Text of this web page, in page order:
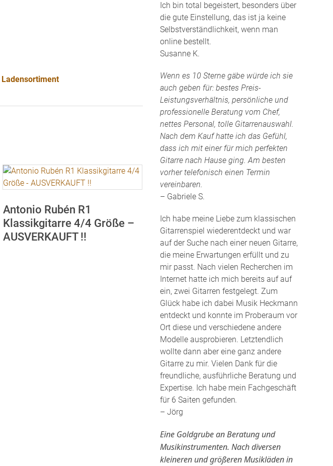
Ladensortiment
Antonio Rubén R1
Klassikgitarre 4/4 Größe –
AUSVERKAUFT !!
Ich bin total begeistert, besonders über
die gute Einstellung, das ist ja keine
Selbstverständlichkeit, wenn man
online bestellt.
Susanne K.
Wenn es 10 Sterne gäbe würde ich sie
auch geben für: bestes Preis-
Leistungsverhältnis, persönliche und
professionelle Beratung vom Chef,
nettes Personal, tolle Gitarrenauswahl.
Nach dem Kauf hatte ich das Gefühl,
dass ich mit einer für mich perfekten
Gitarre nach Hause ging. Am besten
vorher telefonisch einen Termin
vereinbaren.
– Gabriele S.
Ich habe meine Liebe zum klassischen
Gitarrenspiel wiederentdeckt und war
auf der Suche nach einer neuen Gitarre,
die meine Erwartungen erfüllt und zu
mir passt. Nach vielen Recherchen im
Internet hatte ich mich bereits auf auf
ein, zwei Gitarren festgelegt. Zum
Glück habe ich dabei Musik Heckmann
entdeckt und konnte im Proberaum vor
Ort diese und verschiedene andere
Modelle ausprobieren. Letztendlich
wollte dann aber eine ganz andere
Gitarre zu mir. Vielen Dank für die
freundliche, ausführliche Beratung und
Expertise. Ich habe mein Fachgeschäft
für 6 Saiten gefunden.
– Jörg
Eine Goldgrube an Beratung und
Musikinstrumenten. Nach diversen
kleineren und größeren Musikläden in